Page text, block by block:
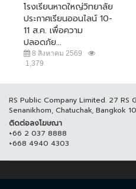
โรงเรียนหาดใหญ่วิทยาลัย
ประกาศเรียนออนไลน์ 10-
11 ส.ค. เพื่อความ
ปลอดภัย...
8 สิงหาคม 2569
1,379
RS Public Company Limited. 27 RS
Senanikhom, Chatuchak, Bangkok
ติดต่อลงโฆษณา
+66 2 037 8888
+668 4940 4303
© COPYRIGHT 2017